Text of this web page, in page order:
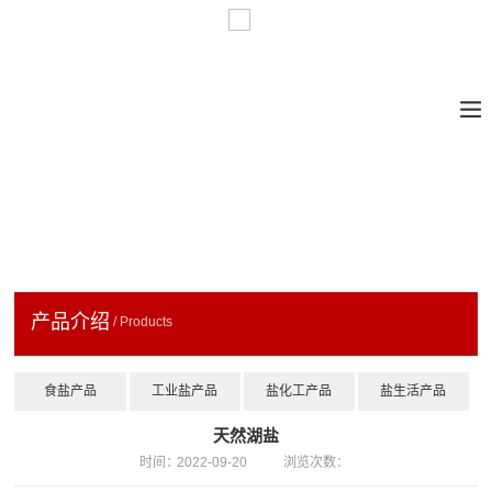
产品介绍 / Products
食盐产品 工业盐产品 盐化工产品 盐生活产品
天然湖盐
时间：2022-09-20 浏览次数：